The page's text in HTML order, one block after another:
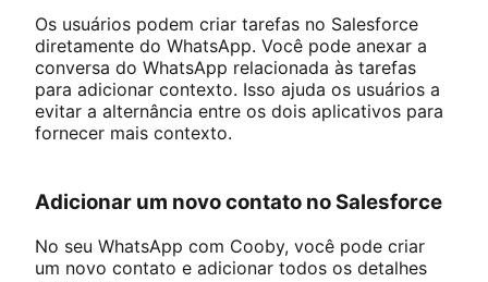
Os usuários podem criar tarefas no Salesforce
diretamente do WhatsApp. Você pode anexar a
conversa do WhatsApp relacionada às tarefas
para adicionar contexto. Isso ajuda os usuários a
evitar a alternância entre os dois aplicativos para
fornecer mais contexto.
Adicionar um novo contato no Salesforce
No seu WhatsApp com Cooby, você pode criar
um novo contato e adicionar todos os detalhes